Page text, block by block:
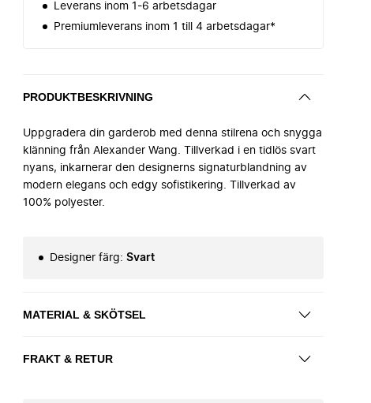
Leverans inom 1-6 arbetsdagar
Premiumleverans inom 1 till 4 arbetsdagar*
PRODUKTBESKRIVNING
Uppgradera din garderob med denna stilrena och snygga
klänning från Alexander Wang. Tillverkad i en tidlös svart
nyans, inkarnerar den designerns signaturblandning av
modern elegans och edgy sofistikering. Tillverkad av
100% polyester.
Designer färg: Svart
MATERIAL & SKÖTSEL
FRAKT & RETUR